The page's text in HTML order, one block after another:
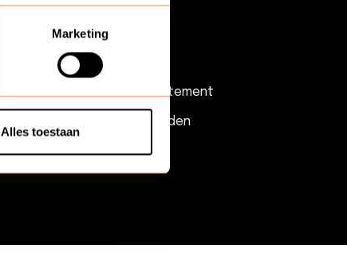
Marketing
Alles toestaan
Over Coniche
Nieuws
Contact
Privacy & Cookiestatement
Algemene voorwaarden